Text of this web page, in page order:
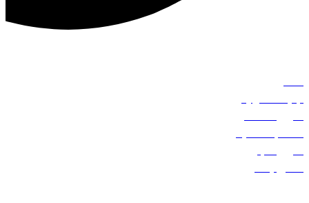
خانه
آرا وحدت رویه
آخرین مقالات
محاسبات حقوقی
آخرین اخبار
تماس با ما